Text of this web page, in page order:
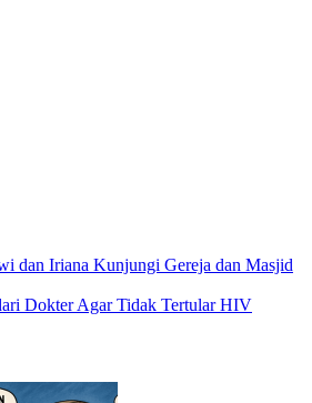
dan Iriana Kunjungi Gereja dan Masjid
Dokter Agar Tidak Tertular HIV